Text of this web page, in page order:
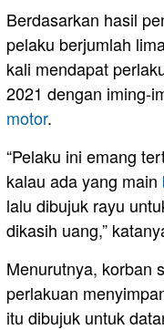
Berdasarkan hasil
pelaku berjumlah
kali mendapat
2021 dengan iming-
motor.
“Pelaku ini emang
kalau ada yang main
lalu dibujuk rayu
dikasih uang,”
Menurutnya, korban
perlakuan
itu dibujuk untuk